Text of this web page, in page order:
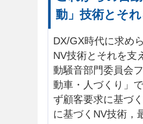
動」技術とそ
DX/GX時代に求め
NV技術とそれを支
動騒音部門委員会
動車・人づくり」
ず顧客要求に基づ
に基づくNV技術，